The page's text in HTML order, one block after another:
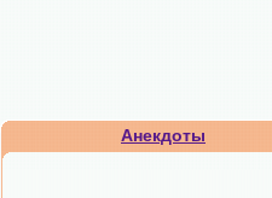
Анекдоты